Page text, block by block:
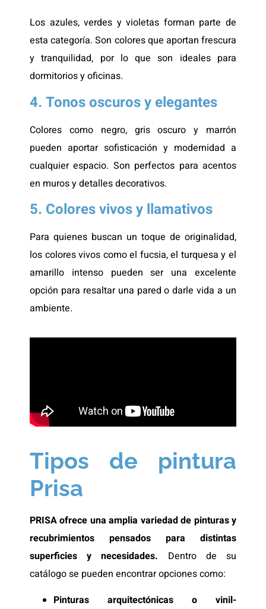
Los azules, verdes y violetas forman parte de
esta categoría. Son colores que aportan frescura
y tranquilidad, por lo que son ideales para
dormitorios y oficinas.
4. Tonos oscuros y elegantes
Colores como negro, gris oscuro y marrón
pueden aportar sofisticación y modernidad a
cualquier espacio. Son perfectos para acentos
en muros y detalles decorativos.
5. Colores vivos y llamativos
Para quienes buscan un toque de originalidad,
los colores vivos como el fucsia, el turquesa y el
amarillo intenso pueden ser una excelente
opción para resaltar una pared o darle vida a un
ambiente.
Tipos de pintura
Prisa
PRISA ofrece una amplia variedad de pinturas y
recubrimientos pensados para distintas
superficies y necesidades. Dentro de su
catálogo se pueden encontrar opciones como:
Pinturas arquitectónicas o vinil-